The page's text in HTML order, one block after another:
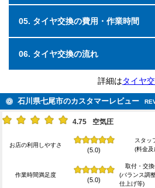
05. タイヤ交換の費用・作業時間
06. タイヤ交換の流れ
詳細はタイヤ
石川県七尾市のカスタマーレビュー
4.75 空気圧
お店の利用しやすさ
(5.0)
スタッ
(料金
作業時間満足度
(5.0)
取付・交
(バランス調
仕上げ等)